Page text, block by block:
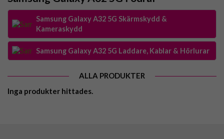
Samsung Galaxy A32 5G Skärmskydd &
Kameraskydd
Samsung Galaxy A32 5G Laddare, Kablar & Hörlurar
ALLA PRODUKTER
Inga produkter hittades.